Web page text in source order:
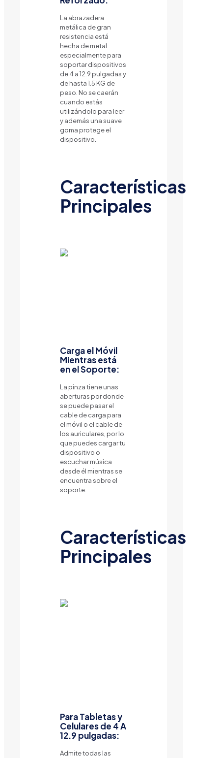
La abrazadera
metálica de gran
resistencia está
hecha de metal
especialmente para
soportar dispositivos
de 4 a 12.9 pulgadas y
de hasta 1.5 KG de
peso. No se caerán
cuando estás
utilizándolo para leer
y además una suave
goma protege el
dispositivo.
Características
Principales
Carga el Móvil
Mientras está
en el Soporte:
La pinza tiene unas
aberturas por donde
se puede pasar el
cable de carga para
el móvil o el cable de
los auriculares, por lo
que puedes cargar tu
dispositivo o
escuchar música
desde él mientras se
encuentra sobre el
soporte.
Características
Principales
Para Tabletas y
Celulares de 4 A
12.9 pulgadas:
Admite todas las